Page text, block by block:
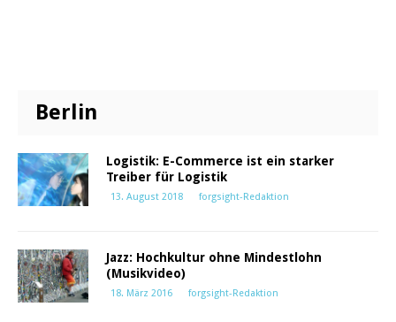
Berlin
Logistik: E-Commerce ist ein starker
Treiber für Logistik
13. August 2018 forgsight-Redaktion
Jazz: Hochkultur ohne Mindestlohn
(Musikvideo)
18. März 2016 forgsight-Redaktion